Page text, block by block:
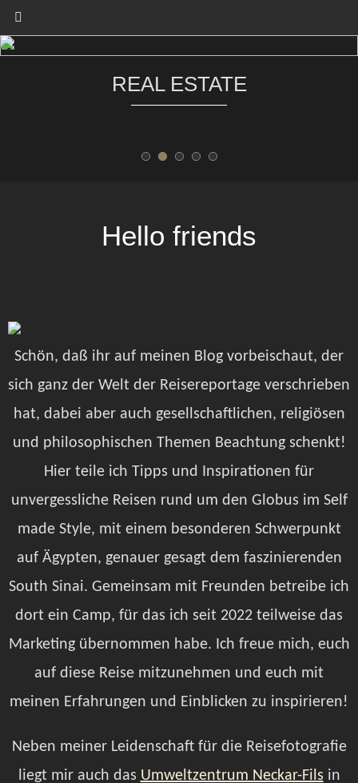
Zum
springen
REAL ESTATE
Hello friends
Schön, daß ihr auf meinen Blog vorbeischaut, der
sich ganz der Welt der Reisereportage verschrieben
hat, dabei aber auch gesellschaftlichen, religiösen
und philosophischen Themen Beachtung schenkt!
Hier teile ich Tipps und Inspirationen für
unvergessliche Reisen rund um den Globus im Self
made Style, mit einem besonderen Schwerpunkt
auf Ägypten, genauer gesagt dem faszinierenden
South Sinai. Gemeinsam mit Freunden betreibe ich
dort ein Camp, für das ich seit 2022 teilweise das
Marketing übernommen habe. Ich freue mich, euch
auf diese Reise mitzunehmen und euch mit
meinen Erfahrungen und Einblicken zu inspirieren!
Neben meiner Leidenschaft für die Reisefotografie
liegt mir auch das Umweltzentrum Neckar-Fils in